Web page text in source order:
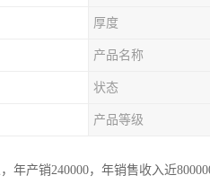
厚度
产品名称
状态
产品等级
年产销240000，年销售收入近